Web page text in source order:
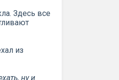
Здесь все
из
ну и